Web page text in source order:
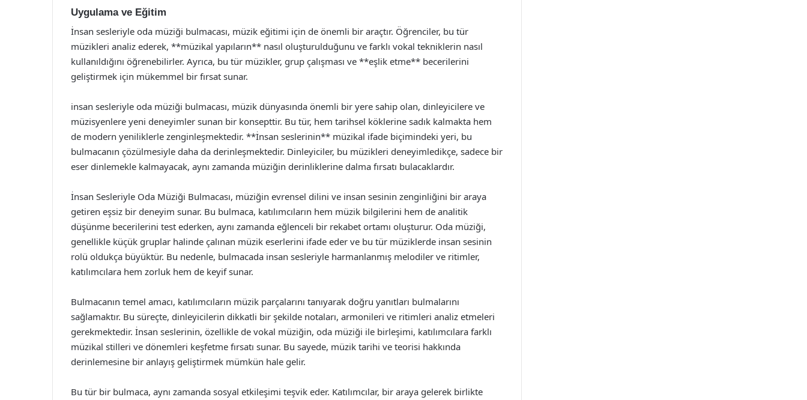
Uygulama ve Eğitim
İnsan sesleriyle oda müziği bulmacası, müzik eğitimi için de önemli bir araçtır. Öğrenciler, bu tür
müzikleri analiz ederek, **müzikal yapıların** nasıl oluşturulduğunu ve farklı vokal tekniklerin nasıl
kullanıldığını öğrenebilirler. Ayrıca, bu tür müzikler, grup çalışması ve **eşlik etme** becerilerini
geliştirmek için mükemmel bir fırsat sunar.
insan sesleriyle oda müziği bulmacası, müzik dünyasında önemli bir yere sahip olan, dinleyicilere ve
müzisyenlere yeni deneyimler sunan bir konsepttir. Bu tür, hem tarihsel köklerine sadık kalmakta hem
de modern yeniliklerle zenginleşmektedir. **İnsan seslerinin** müzikal ifade biçimindeki yeri, bu
bulmacanın çözülmesiyle daha da derinleşmektedir. Dinleyiciler, bu müzikleri deneyimledikçe, sadece bir
eser dinlemekle kalmayacak, aynı zamanda müziğin derinliklerine dalma fırsatı bulacaklardır.
İnsan Sesleriyle Oda Müziği Bulmacası, müziğin evrensel dilini ve insan sesinin zenginliğini bir araya
getiren eşsiz bir deneyim sunar. Bu bulmaca, katılımcıların hem müzik bilgilerini hem de analitik
düşünme becerilerini test ederken, aynı zamanda eğlenceli bir rekabet ortamı oluşturur. Oda müziği,
genellikle küçük gruplar halinde çalınan müzik eserlerini ifade eder ve bu tür müziklerde insan sesinin
rolü oldukça büyüktür. Bu nedenle, bulmacada insan sesleriyle harmanlanmış melodiler ve ritimler,
katılımcılara hem zorluk hem de keyif sunar.
Bulmacanın temel amacı, katılımcıların müzik parçalarını tanıyarak doğru yanıtları bulmalarını
sağlamaktır. Bu süreçte, dinleyicilerin dikkatli bir şekilde notaları, armonileri ve ritimleri analiz etmeleri
gerekmektedir. İnsan seslerinin, özellikle de vokal müziğin, oda müziği ile birleşimi, katılımcılara farklı
müzikal stilleri ve dönemleri keşfetme fırsatı sunar. Bu sayede, müzik tarihi ve teorisi hakkında
derinlemesine bir anlayış geliştirmek mümkün hale gelir.
Bu tür bir bulmaca, aynı zamanda sosyal etkileşimi teşvik eder. Katılımcılar, bir araya gelerek birlikte